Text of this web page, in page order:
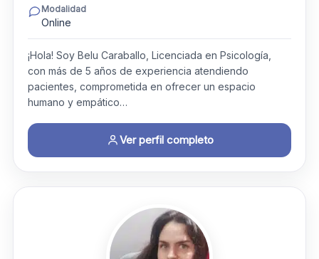
Modalidad
Online
¡Hola! Soy Belu Caraballo, Licenciada en Psicología,
con más de 5 años de experiencia atendiendo
pacientes, comprometida en ofrecer un espacio
humano y empático…
Ver perfil completo